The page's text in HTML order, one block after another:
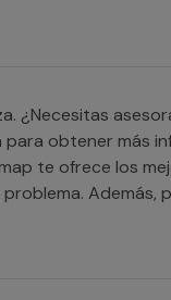
¿Necesitas
obtener más
te ofrece los
Además,